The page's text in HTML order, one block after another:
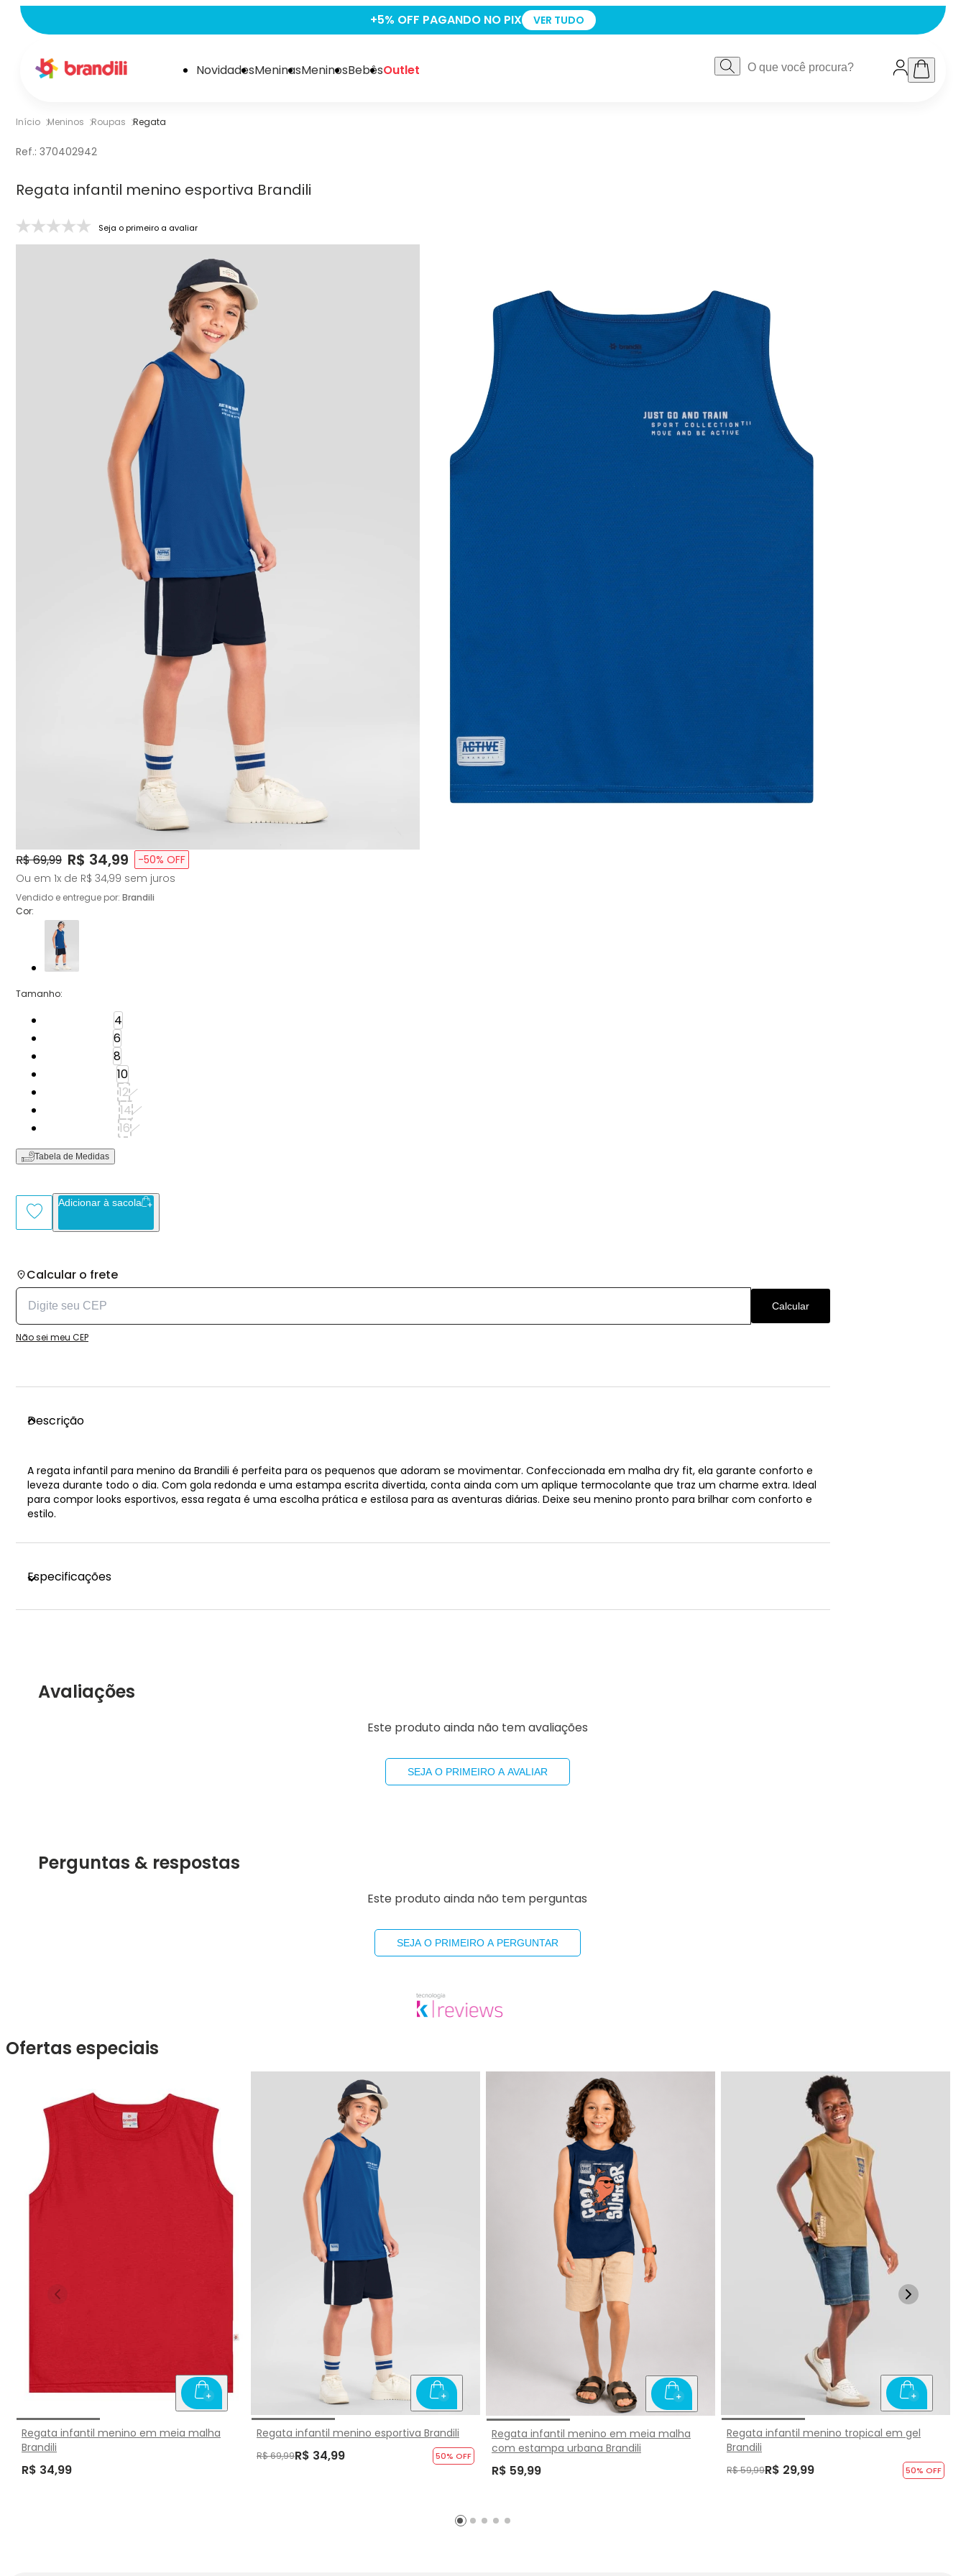
FRETE GRÁTIS EM COMPRAS ACIMA DE R$249 VER TUDO
NovidadesMeninasMeninosBebêsOutlet
Início Meninos Roupas Regata
Ref.: 370402942
Regata infantil menino esportiva Brandili
Seja o primeiro a avaliar
Original Price:
R$ 69,99 Price:
R$ 34,99 -50% OFF
Ou em 1x de R$ 34,99 sem juros
Vendido e entregue por: Brandili
Cor:
Tamanho:
4
6
8
10
12
14
16
Tabela de Medidas
Adicionar à sacola
Calcular o frete
Calcular
Não sei meu CEP
Descrição
A regata infantil para menino da Brandili é perfeita para os pequenos que adoram se movimentar. Confeccionada em malha dry fit, ela garante conforto e
leveza durante todo o dia. Com gola redonda e uma estampa escrita divertida, conta ainda com um aplique termocolante que traz um charme extra. Ideal
para compor looks esportivos, essa regata é uma escolha prática e estilosa para as aventuras diárias. Deixe seu menino pronto para brilhar com conforto e
estilo.
Especificações
Avaliações
Este produto ainda não tem avaliações
SEJA O PRIMEIRO A AVALIAR
Perguntas & respostas
Este produto ainda não tem perguntas
SEJA O PRIMEIRO A PERGUNTAR
Ofertas especiais
Regata infantil menino em meia malha
Brandili
R$ 34,99
Regata infantil menino esportiva Brandili
R$ 69,99R$ 34,99 50% OFF
Regata infantil menino em meia malha
com estampa urbana Brandili
R$ 59,99
Regata infantil menino tropical em gel
Brandili
R$ 59,99R$ 29,99 50% OFF